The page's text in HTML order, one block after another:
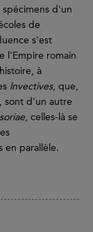
d'un
de
s'est
l'Empire romain
à
lnvectives, que,
, sont d'un autre
, celles-là se
en parallèle.